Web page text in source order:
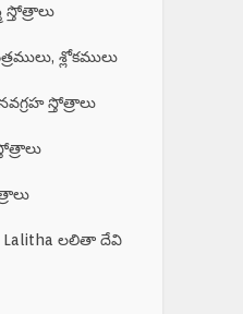
స్తోత్రాలు
శ్లోకములు
స్తోత్రాలు
Lalitha లలితా దేవి